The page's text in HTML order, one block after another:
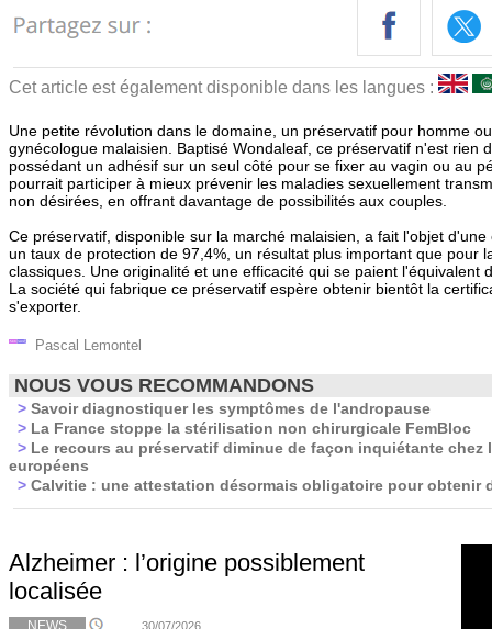
Cet article est également disponible dans les langues :
Une petite révolution dans le domaine, un préservatif pour homme
gynécologue malaisien. Baptisé Wondaleaf, ce préservatif n'est rien
possédant un adhésif sur un seul côté pour se fixer au vagin ou au
pourrait participer à mieux prévenir les maladies sexuellement
non désirées, en offrant davantage de possibilités aux couples.
Ce préservatif, disponible sur la marché malaisien, a fait l'objet
un taux de protection de 97,4%, un résultat plus important que pour
classiques. Une originalité et une efficacité qui se paient l'équivalent
La société qui fabrique ce préservatif espère obtenir bientôt la
s'exporter.
Pascal Lemontel
NOUS VOUS RECOMMANDONS
> Savoir diagnostiquer les symptômes de l'andropause
> La France stoppe la stérilisation non chirurgicale FemBloc
> Le recours au préservatif diminue de façon inquiétante chez
européens
> Calvitie : une attestation désormais obligatoire pour obtenir
Alzheimer : l’origine possiblement
localisée
NEWS 30/07/2026